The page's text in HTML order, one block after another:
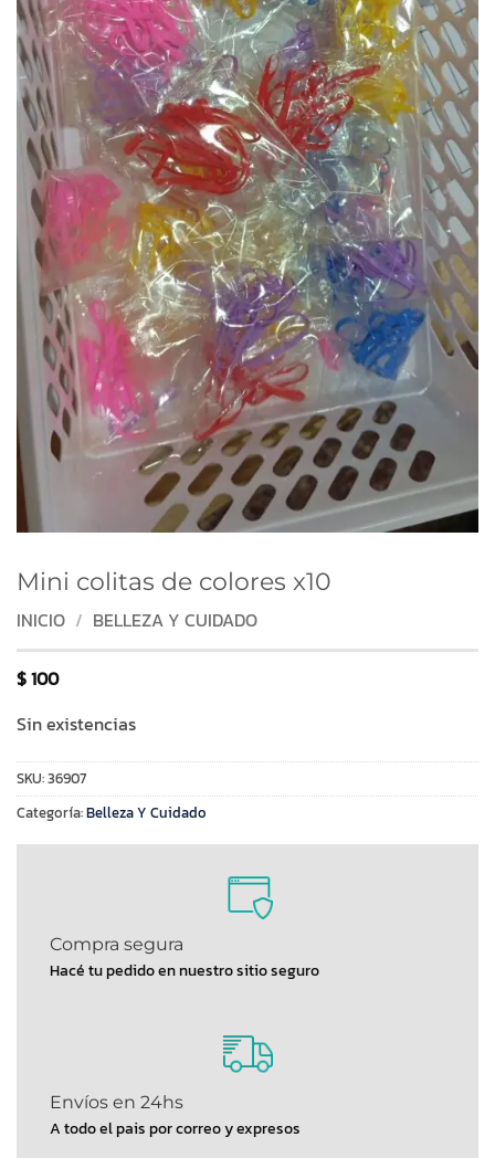
Mini colitas de colores x10
INICIO / BELLEZA Y CUIDADO
$100
Sin existencias
SKU:36907
Categoría:Belleza Y Cuidado
Compra segura
Hacé tu pedido en nuestro sitio seguro
Envíos en 24hs
A todo el pais por correo y expresos